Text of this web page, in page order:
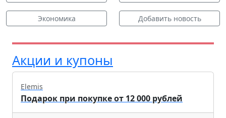
Экономика Добавить новость
Акции и купоны
Elemis
Подарок при покупке от 12 000 рублей